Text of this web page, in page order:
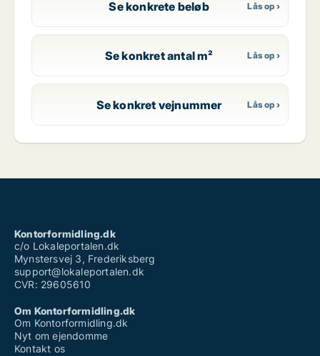
Se konkrete beløb
Se konkret antal m²
Se konkret vejnummer
Kontorformidling.dk
c/o Lokaleportalen.dk
Mynstersvej 3, Frederiksberg
support@lokaleportalen.dk
CVR: 29605610
Om Kontorformidling.dk
Om Kontorformidling.dk
Nyt om ejendomme
Kontakt os